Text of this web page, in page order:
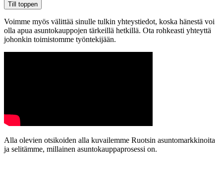
Till toppen
Voimme myös välittää sinulle tulkin yhteystiedot, koska hänestä voi
olla apua asuntokauppojen tärkeillä hetkillä. Ota rohkeasti yhteyttä
johonkin toimistomme työntekijään.
Alla olevien otsikoiden alla kuvailemme Ruotsin asuntomarkkinoita
ja selitämme, millainen asuntokauppaprosessi on.